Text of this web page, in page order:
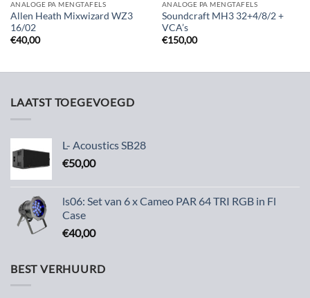
ANALOGE PA MENGTAFELS
Allen Heath Mixwizard WZ3
16/02
€40,00
ANALOGE PA MENGTAFELS
Soundcraft MH3 32+4/8/2 +
VCA’s
€150,00
LAATST TOEGEVOEGD
L- Acoustics SB28
€50,00
ls06: Set van 6 x Cameo PAR 64 TRI RGB in Fl
Case
€40,00
BEST VERHUURD